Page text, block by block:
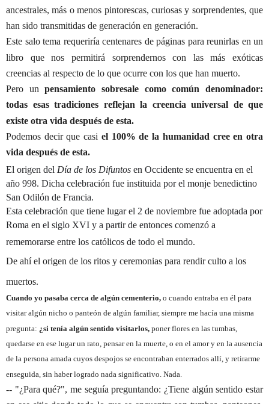
ancestrales, más o menos pintorescas, curiosas y sorprendentes, que
han sido transmitidas de generación en generación.
Este salo tema requeriría centenares de páginas para reunirlas en un
libro que nos permitirá sorprendernos con las más exóticas
creencias al respecto de lo que ocurre con los que han muerto.
Pero unpensamiento sobresale como común denominador:
todas esas tradiciones reflejan la creencia universal de que
existe otra vida después de esta.
Podemos decir que casi el 100% de la humanidad cree en otra
vida después de esta.
El origen del Día de los Difuntos en Occidente se encuentra en el
año 998. Dicha celebración fue instituida por el monje benedictino
San Odilón de Francia.
Esta celebración que tiene lugar el 2 de noviembre fue adoptada por
Roma en el siglo XVI y a partir de entonces comenzó a
rememorarse entre los católicos de todo el mundo.
De ahí el origen de los ritos y ceremonias para rendir culto a los
muertos.
Cuando yo pasaba cerca de algún cementerio, o cuando entraba en él para
visitar algún nicho o panteón de algún familiar, siempre me hacía una misma
pregunta: ¿si tenía algún sentido visitarlos, poner flores en las tumbas,
quedarse en ese lugar un rato, pensar en la muerte, o en el amor y en la ausencia
de la persona amada cuyos despojos se encontraban enterrados allí, y retirarme
enseguida, sin haber logrado nada significativo. Nada.
-- "¿Para qué?", me seguía preguntando: ¿Tiene algún sentido estar